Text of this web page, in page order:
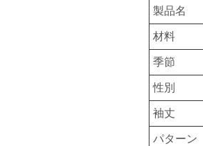
製品名
材料
季節
性別
袖丈
パターン